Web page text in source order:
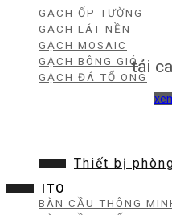
GẠCH ỐP TƯỜNG
GẠCH LÁT NỀN
GẠCH MOSAIC
GẠCH BÔNG GIÓ
GẠCH ĐÁ TỔ ONG
Thiết bị
BÀN CẦU THÔNG
tải
ITO